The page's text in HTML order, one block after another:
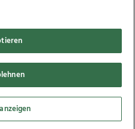
GmbH & Co KG
by11x11.net
bearbeiten